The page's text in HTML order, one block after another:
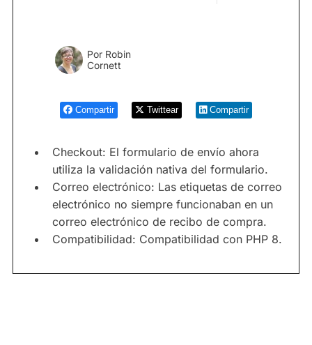
Por Robin
Cornett
Compartir Twittear Compartir
Checkout: El formulario de envío ahora
utiliza la validación nativa del formulario.
Correo electrónico: Las etiquetas de correo
electrónico no siempre funcionaban en un
correo electrónico de recibo de compra.
Compatibilidad: Compatibilidad con PHP 8.